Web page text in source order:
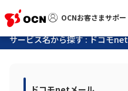
OCNお客さまサポー
OCNお客さまサポート
マ
サービス名から探す : ドコモ